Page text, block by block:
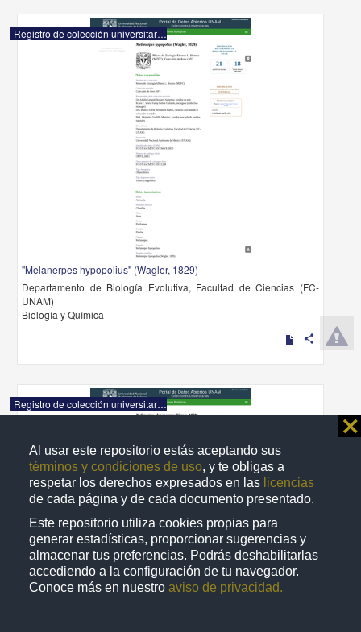
Al usar este repositorio estás aceptando sus
términos y condiciones de uso, y te obligas a
respetar los derechos expresados en las licencias
de cada página y de cada documento presentado.
Este repositorio utiliza cookies propias para
generar estadísticas, proporcionar sugerencias y
almacenar tus preferencias. Podrás deshabilitarlas
accediendo a la configuración de tu navegador.
Conoce más en nuestro aviso de privacidad.
⨯
Registro de colección universitaria
"Melanerpes hypopolius" (Wagler, 1829)
Departamento de Biología Evolutiva, Facultad de Ciencias (FC-
UNAM)
Biología y Química
share
Registro de colección universitaria